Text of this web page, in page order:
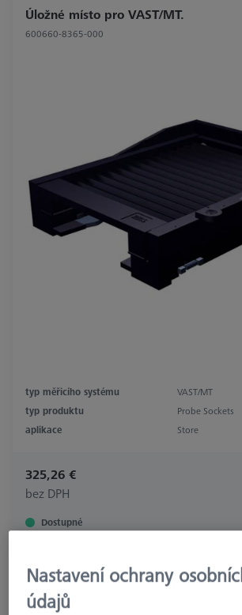
Úložné místo pro VAST/MT.
600660-8365-000
typ měřicího systému
VAST/MT
typ produktu
Probe Sockets
aplikace
Store
325,26 €
bez DPH
Dostupné
Úložné místo pro RDS
621770-8040-000
Nastavení ochrany
údajů